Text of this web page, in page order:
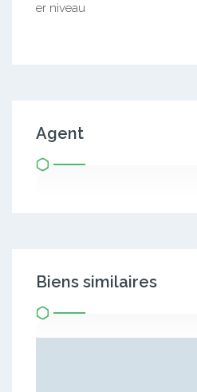
er niveau
Agent
Biens similaires